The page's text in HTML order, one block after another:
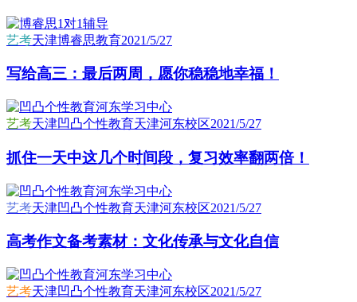
艺考天津博睿思教育2021/5/27
写给高三：最后两周，愿你稳稳地幸福！
艺考天津凹凸个性教育天津河东校区2021/5/27
抓住一天中这几个时间段，复习效率翻两倍！
艺考天津凹凸个性教育天津河东校区2021/5/27
高考作文备考素材：文化传承与文化自信
艺考天津凹凸个性教育天津河东校区2021/5/27